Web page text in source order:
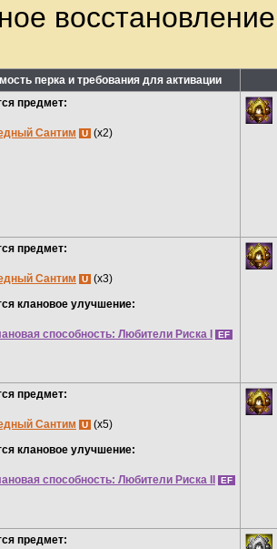
перка и требования для активации
предмет:
Сантим U (x2)
предмет:
Сантим U (x3)
клановое улучшение:
способность: Любители Риска I EF
предмет:
Сантим U (x5)
клановое улучшение:
способность: Любители Риска II EF
предмет: